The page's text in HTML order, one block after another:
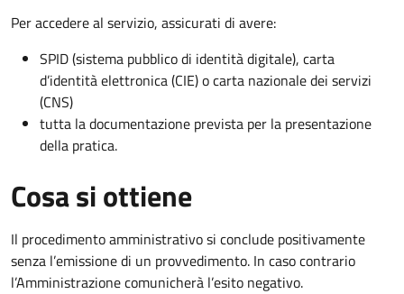
Per accedere al servizio, assicurati di avere:
SPID (sistema pubblico di identità digitale), carta
d’identità elettronica (CIE) o carta nazionale dei servizi
(CNS)
tutta la documentazione prevista per la presentazione
della pratica.
Cosa si ottiene
Il procedimento amministrativo si conclude positivamente
senza l’emissione di un provvedimento. In caso contrario
l’Amministrazione comunicherà l’esito negativo.